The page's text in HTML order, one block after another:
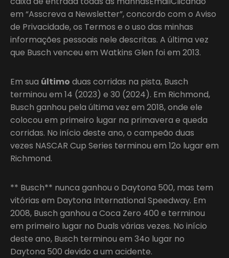
em “Asscreva a Newsletter”, concordo com o Aviso
de Privacidade, os Termos e o uso das minhas
informações pessoais nele descritas. A última vez
que Busch venceu em Watkins Glen foi em 2013.
Em sua último duas corridas na pista, Busch
terminou em 14 (2023) e 30 (2024). Em Richmond,
Busch ganhou pela última vez em 2018, onde ele
colocou em primeiro lugar na primavera e queda
corridas. No início deste ano, o campeão duas
vezes NASCAR Cup Series terminou em 12o lugar em
Richmond.
** Busch** nunca ganhou o Daytona 500, mas tem
vitórias em Daytona International Speedway. Em
2008, Busch ganhou a Coca Zero 400 e terminou
em primeiro lugar no Duals várias vezes. No início
deste ano, Busch terminou em 34o lugar no
Daytona 500 devido a um acidente.